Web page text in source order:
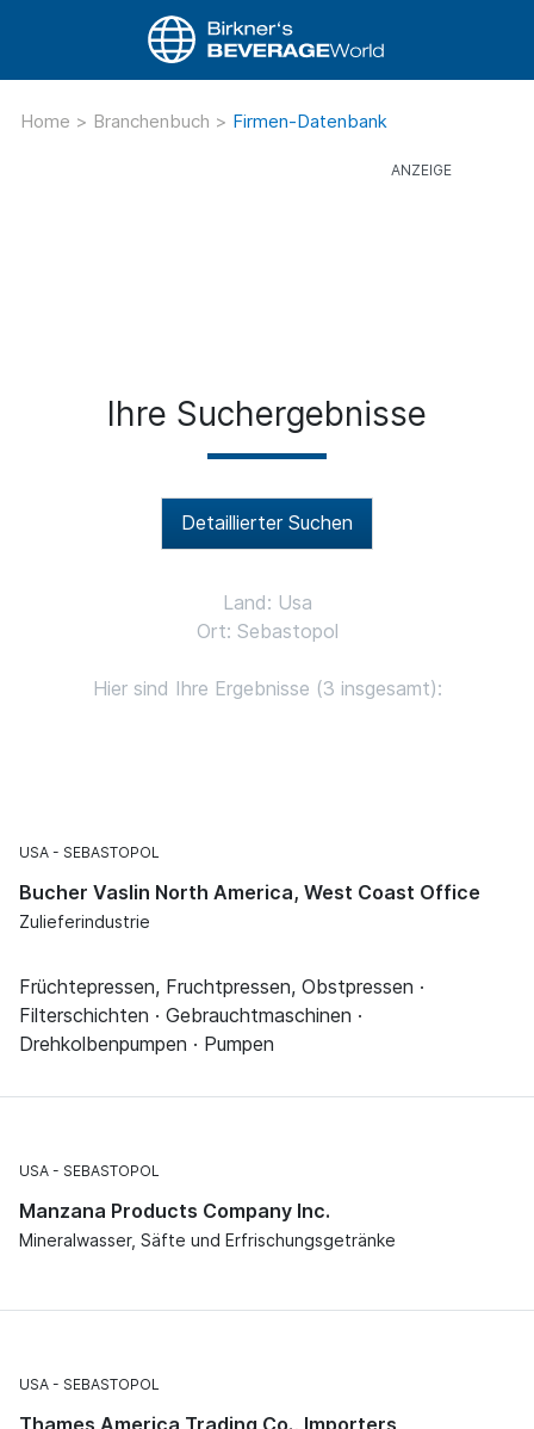
Home > Branchenbuch > Firmen-Datenbank
Ihre Suchergebnisse
Detaillierter Suchen
Land: Usa
Ort: Sebastopol
Hier sind Ihre Ergebnisse (3 insgesamt):
USA SEBASTOPOL
Bucher Vaslin North America, West Coast Office
Zulieferindustrie
Früchtepressen, Fruchtpressen, Obstpressen ·
Filterschichten · Gebrauchtmaschinen ·
Drehkolbenpumpen · Pumpen
USA SEBASTOPOL
Manzana Products Company Inc.
Mineralwasser, Säfte und Erfrischungsgetränke
USA SEBASTOPOL